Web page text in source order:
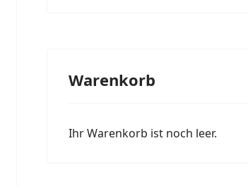
Warenkorb
Ihr Warenkorb ist noch leer.